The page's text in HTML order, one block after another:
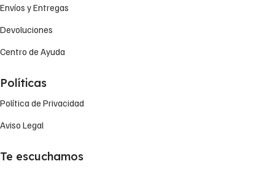
Envíos y Entregas
Devoluciones
Centro de Ayuda
Políticas
Política de Privacidad
Aviso Legal
Te escuchamos